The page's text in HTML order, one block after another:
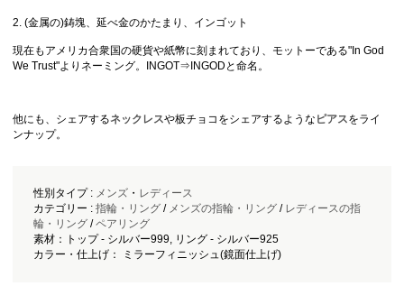
2. (金属の)鋳塊、延べ金のかたまり、インゴット
現在もアメリカ合衆国の硬貨や紙幣に刻まれており、モットーである"In God
We Trust"よりネーミング。INGOT⇒INGODと命名。
他にも、シェアするネックレスや板チョコをシェアするような ピアスをライ
ンナップ。
性別タイプ : メンズ・ レディース
カテゴリー : 指輪・リング/ メンズの指輪・リング/ レディースの指
輪・リング/ペアリング
素材：トップ - シルバー999, リング - シルバー925
カラー・仕上げ： ミラーフィニッシュ(鏡面仕上げ)